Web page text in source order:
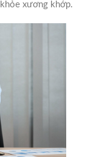
xương khớp.